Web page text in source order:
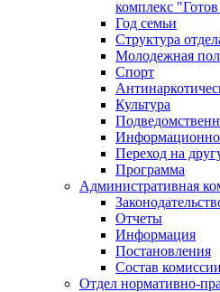
комплекс
Год семьи
Структура
Молодежная
Спорт
Культура
Переход на
Программа
Административная
Отчеты
Информация
Постановления
Состав
Отдел нормативно-